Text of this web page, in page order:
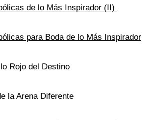
de lo Más Inspirador (II)
para Boda de lo Más Inspirador
Rojo del Destino
la Arena Diferente